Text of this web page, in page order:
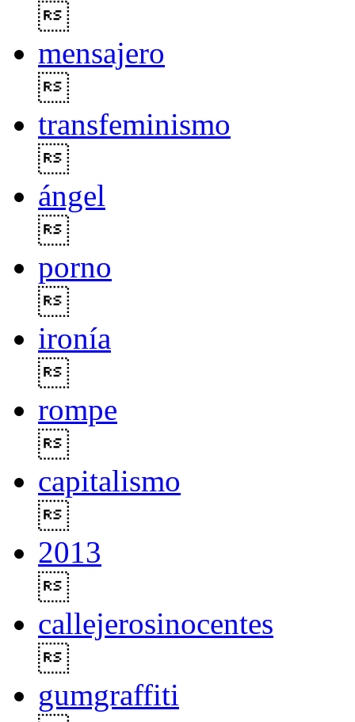
mensajero
transfeminismo
ángel
porno
ironía
rompe
capitalismo
2013
callejerosinocentes
gumgraffiti